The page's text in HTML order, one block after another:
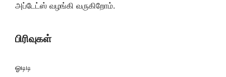
அப்டேட்ஸ் வழங்கி வருகிறோம்.
பிரிவுகள்
ஓடிடி